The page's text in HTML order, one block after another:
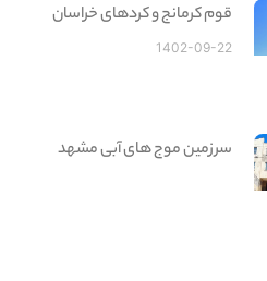
قوم کرمانج و کردهای خراسان
1402-09-22
سرزمین موج های آبی مشهد